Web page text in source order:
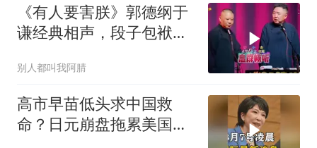
《有人要害朕》郭德纲于
谦经典相声，段子包袱满
别人都叫我阿腈
高市早苗低头求中国救
命？日元崩盘拖累美国下